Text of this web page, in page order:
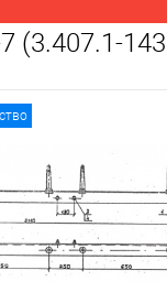
(3.407.1-